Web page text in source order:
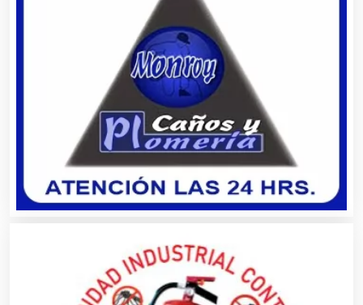
Agua Purificada
Aire Acondicionado
Alarmas
Alimentos